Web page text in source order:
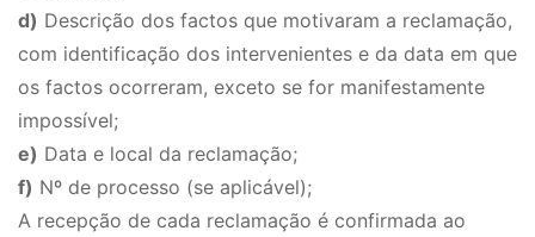
d) Descrição dos factos que motivaram a reclamação,
com identificação dos intervenientes e da data em que
os factos ocorreram, exceto se for manifestamente
impossível;
e) Data e local da reclamação;
f) Nº de processo (se aplicável);
A recepção de cada reclamação é confirmada ao